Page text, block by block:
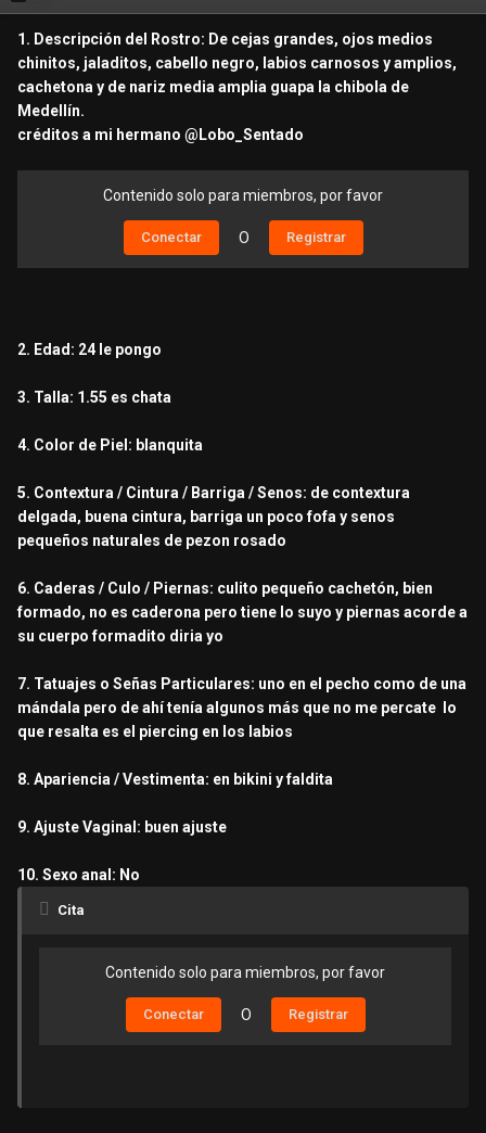
1. Descripción del Rostro: De cejas grandes, ojos medios
chinitos, jaladitos, cabello negro, labios carnosos y amplios,
cachetona y de nariz media amplia guapa la chibola de
Medellín.
créditos a mi hermano @Lobo_Sentado
Contenido solo para miembros, por favor
Conectar O Registrar
2. Edad: 24 le pongo
3. Talla: 1.55 es chata
4. Color de Piel: blanquita
5. Contextura / Cintura / Barriga / Senos: de contextura
delgada, buena cintura, barriga un poco fofa y senos
pequeños naturales de pezon rosado
6. Caderas / Culo / Piernas: culito pequeño cachetón, bien
formado, no es caderona pero tiene lo suyo y piernas acorde a
su cuerpo formadito diria yo
7. Tatuajes o Señas Particulares: uno en el pecho como de una
mándala pero de ahí tenía algunos más que no me percate lo
que resalta es el piercing en los labios
8. Apariencia / Vestimenta: en bikini y faldita
9. Ajuste Vaginal: buen ajuste
10. Sexo anal: No
Cita
Contenido solo para miembros, por favor
Conectar O Registrar